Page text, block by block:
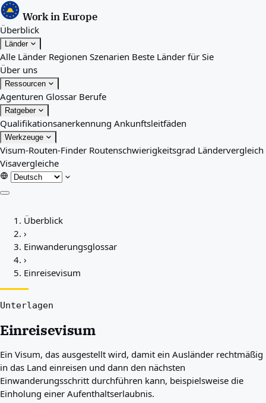
Work in Europe
Überblick
Länder
Alle Länder Regionen Szenarien Beste Länder für Sie
Über uns
Ressourcen
Agenturen Glossar Berufe
Ratgeber
Qualifikationsanerkennung Ankunftsleitfäden
Werkzeuge
Visum-Routen-Finder Routenschwierigkeitsgrad Ländervergleich
Visavergleiche
Länder
Regionen
Beste Länder für Sie
Ressourcen
Glossar
Ratgeber
Qualifikationsanerkennung
Ankunftsleitfäden
Werkzeuge
Überblick
›
Einwanderungsglossar
›
Einreisevisum
Unterlagen
Einreisevisum
Ein Visum, das ausgestellt wird, damit ein Ausländer rechtmäßig
in das Land einreisen und dann den nächsten
Einwanderungsschritt durchführen kann, beispielsweise die
Einholung einer Aufenthaltserlaubnis.